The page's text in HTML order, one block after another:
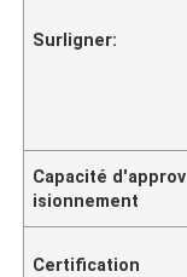
Surligner:
Capacité d'approv
isionnement
Certification